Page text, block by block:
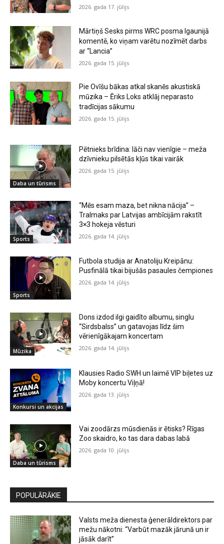
2026. gada 17. jūlijs
Mārtiņš Sesks pirms WRC posma Igaunijā
komentē, ko viņam varētu nozīmēt darbs
ar “Lancia”
2026. gada 15. jūlijs
Pie Ovīšu bākas atkal skanēs akustiskā
mūzika – Ēriks Loks atklāj neparasto
tradīcijas sākumu
2026. gada 15. jūlijs
Daba un tūrisms
Pētnieks brīdina: lāči nav vienīgie – meža
dzīvnieku pilsētās kļūs tikai vairāk
2026. gada 15. jūlijs
Sports
“Mēs esam maza, bet nikna nācija” –
Tralmaks par Latvijas ambīcijām rakstīt
3×3 hokeja vēsturi
2026. gada 14. jūlijs
Sports
Futbola studija ar Anatoliju Kreipānu:
Pusfinālā tikai bijušās pasaules čempiones
2026. gada 14. jūlijs
Mūzika
Dons izdod ilgi gaidīto albumu, singlu
“Sirdsbalss” un gatavojas līdz šim
vērienīgākajam koncertam
2026. gada 14. jūlijs
Konkursi un akcijas
Klausies Radio SWH un laimē VIP biļetes uz
Moby koncertu Viļņā!
2026. gada 13. jūlijs
Daba un tūrisms
Vai zoodārzs mūsdienās ir ētisks? Rīgas
Zoo skaidro, ko tas dara dabas labā
2026. gada 10. jūlijs
POPULĀRĀKIE
Valsts meža dienesta ģenerāldirektors par
mežu nākotni: “Varbūt mazāk jārunā un ir
jāsāk darīt”